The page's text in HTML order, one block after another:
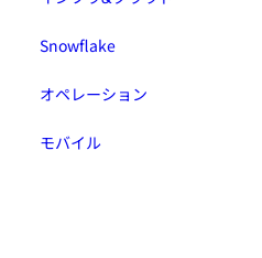
Snowflake
オペレーション
モバイル